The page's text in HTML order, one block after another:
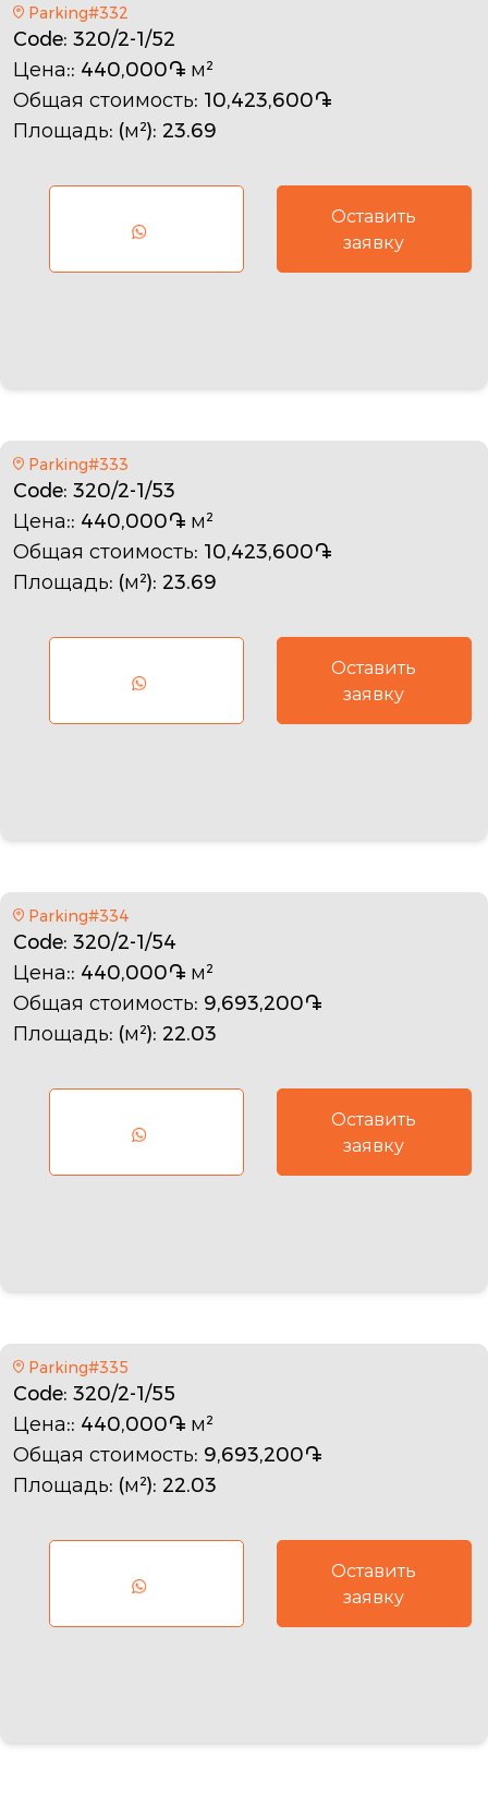
Parking#332
Code: 320/2-1/52
Цена:: 440,000֏ м²
Общая стоимость: 10,423,600֏
Площадь: (м²): 23.69
Оставить
заявку
Parking#333
Code: 320/2-1/53
Цена:: 440,000֏ м²
Общая стоимость: 10,423,600֏
Площадь: (м²): 23.69
Оставить
заявку
Parking#334
Code: 320/2-1/54
Цена:: 440,000֏ м²
Общая стоимость: 9,693,200֏
Площадь: (м²): 22.03
Оставить
заявку
Parking#335
Code: 320/2-1/55
Цена:: 440,000֏ м²
Общая стоимость: 9,693,200֏
Площадь: (м²): 22.03
Оставить
заявку